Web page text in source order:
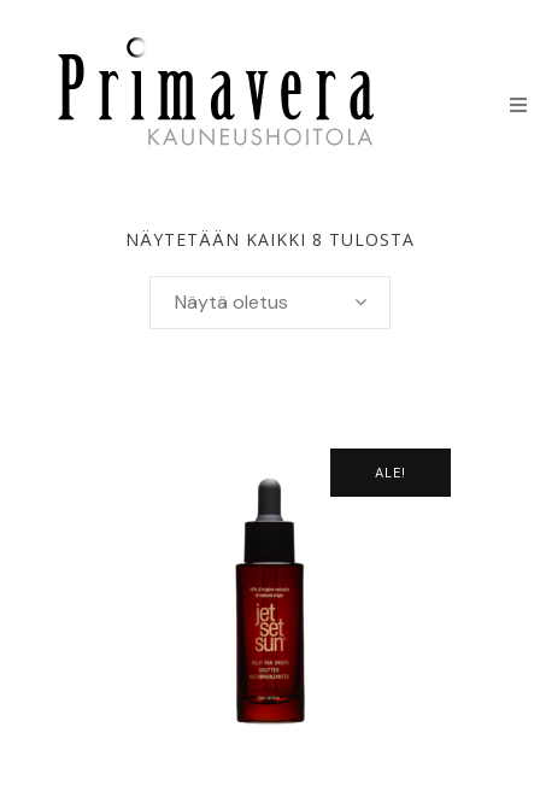
IHONHOITOTUOTTEET
YHTEYSTIEDOT
NÄYTETÄÄN KAIKKI 8 TULOSTA
Näytä oletus
ALE!